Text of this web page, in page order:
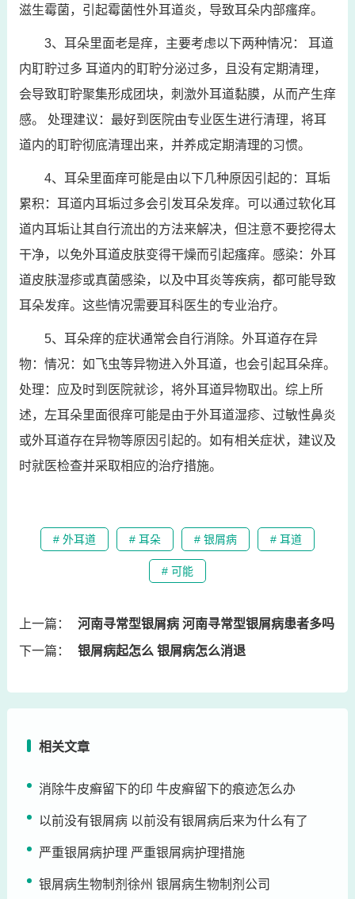
滋生霉菌，引起霉菌性外耳道炎，导致耳朵内部瘙痒。
3、耳朵里面老是痒，主要考虑以下两种情况： 耳道
内耵聍过多 耳道内的耵聍分泌过多，且没有定期清理，
会导致耵聍聚集形成团块，刺激外耳道黏膜，从而产生痒
感。 处理建议：最好到医院由专业医生进行清理，将耳
道内的耵聍彻底清理出来，并养成定期清理的习惯。
4、耳朵里面痒可能是由以下几种原因引起的：耳垢
累积：耳道内耳垢过多会引发耳朵发痒。可以通过软化耳
道内耳垢让其自行流出的方法来解决，但注意不要挖得太
干净，以免外耳道皮肤变得干燥而引起瘙痒。感染：外耳
道皮肤湿疹或真菌感染，以及中耳炎等疾病，都可能导致
耳朵发痒。这些情况需要耳科医生的专业治疗。
5、耳朵痒的症状通常会自行消除。外耳道存在异
物：情况：如飞虫等异物进入外耳道，也会引起耳朵痒。
处理：应及时到医院就诊，将外耳道异物取出。综上所
述，左耳朵里面很痒可能是由于外耳道湿疹、过敏性鼻炎
或外耳道存在异物等原因引起的。如有相关症状，建议及
时就医检查并采取相应的治疗措施。
# 外耳道 # 耳朵 # 银屑病 # 耳道
# 可能
上一篇：
河南寻常型银屑病 河南寻常型银屑病患者多吗
下一篇：
银屑病起怎么 银屑病怎么消退
相关文章
消除牛皮癣留下的印 牛皮癣留下的痕迹怎么办
以前没有银屑病 以前没有银屑病后来为什么有了
严重银屑病护理 严重银屑病护理措施
银屑病生物制剂徐州 银屑病生物制剂公司